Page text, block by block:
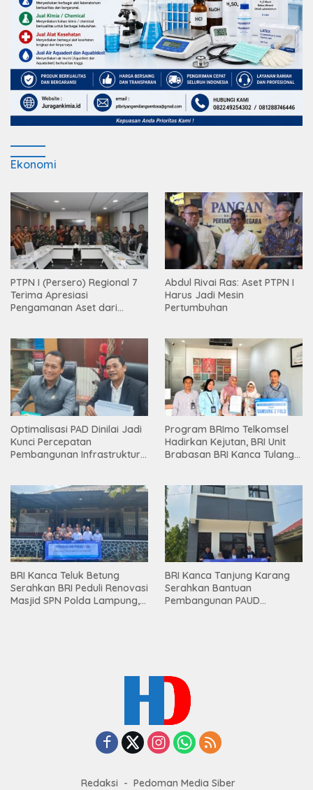
Ekonomi
PTPN I (Persero) Regional 7
Terima Apresiasi
Pengamanan Aset dari
Abdul Rivai Ras: Aset PTPN I
Harus Jadi Mesin
Pertumbuhan
Optimalisasi PAD Dinilai Jadi
Kunci Percepatan
Pembangunan Infrastruktur
Program BRImo Telkomsel
Hadirkan Kejutan, BRI Unit
Brabasan BRI Kanca Tulang
Mesuji
BRI Kanca Teluk Betung
Serahkan BRI Peduli Renovasi
Masjid SPN Polda Lampung,
BRI Kanca Tanjung Karang
Serahkan Bantuan
Pembangunan PAUD
Redaksi Pedoman Media Siber